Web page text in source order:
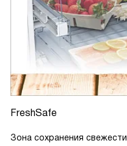
FreshSafe
Зона сохранения